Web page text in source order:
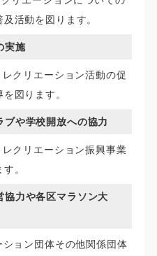
活動を図ります。
実施
クリエーション活動の促
図ります。
や学校開放への協力
クリエーション振興事業
。
協力や各区マラソン大
ョン団体その他関係団体